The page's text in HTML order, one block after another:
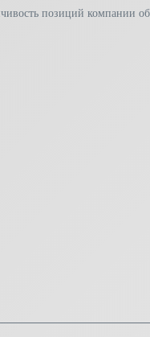
позиций компании